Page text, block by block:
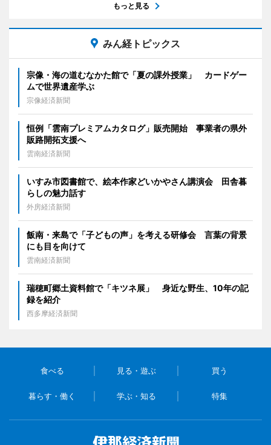
もっと見る
みん経トピックス
宗像・海の道むなかた館で「夏の課外授業」 カードゲー
ムで世界遺産学ぶ
宗像経済新聞
恒例「雲南プレミアムカタログ」販売開始 事業者の県外
販路開拓支援へ
雲南経済新聞
いすみ市図書館で、絵本作家どいかやさん講演会 田舎暮
らしの魅力話す
外房経済新聞
飯南・来島で「子どもの声」を考える研修会 言葉の背景
にも目を向けて
雲南経済新聞
瑞穂町郷土資料館で「キツネ展」 身近な野生、10年の記
録を紹介
西多摩経済新聞
食べる 見る・遊ぶ 買う
暮らす・働く 学ぶ・知る 特集